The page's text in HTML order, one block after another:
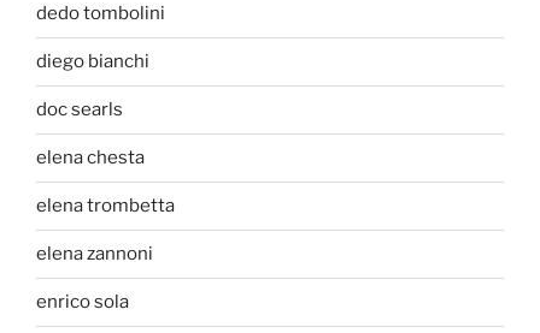
dedo tombolini
diego bianchi
doc searls
elena chesta
elena trombetta
elena zannoni
enrico sola